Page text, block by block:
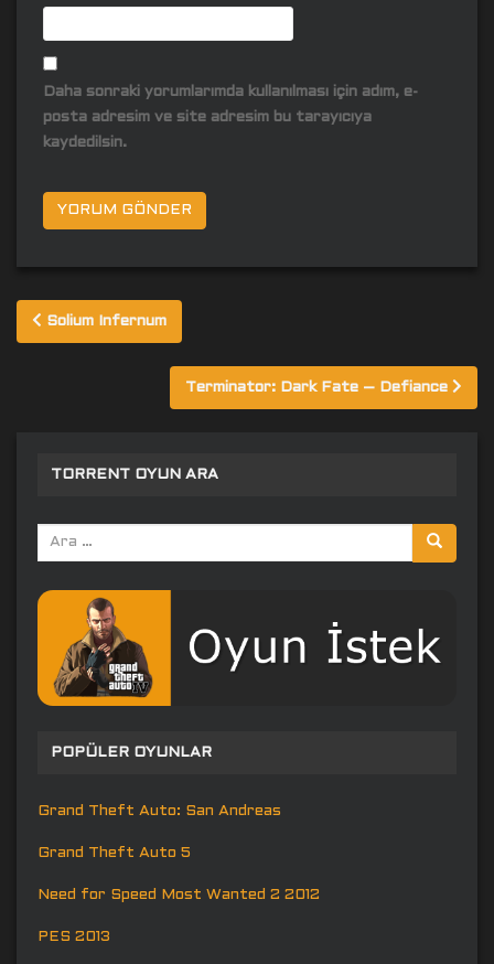
Daha sonraki yorumlarımda kullanılması için adım, e-
posta adresim ve site adresim bu tarayıcıya
kaydedilsin.
Yazı
gezinmesi
Solium Infernum
Terminator: Dark Fate – Defiance
TORRENT OYUN ARA
Arama
yap:
POPÜLER OYUNLAR
Grand Theft Auto: San Andreas
Grand Theft Auto 5
Need for Speed Most Wanted 2 2012
PES 2013